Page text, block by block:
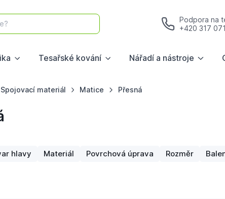
Podpora na
+420 317
Tesařské kování Nářadí a nástroje
Spojovací materiál Matice Přesná
hlavy Materiál Povrchová úprava Rozměr